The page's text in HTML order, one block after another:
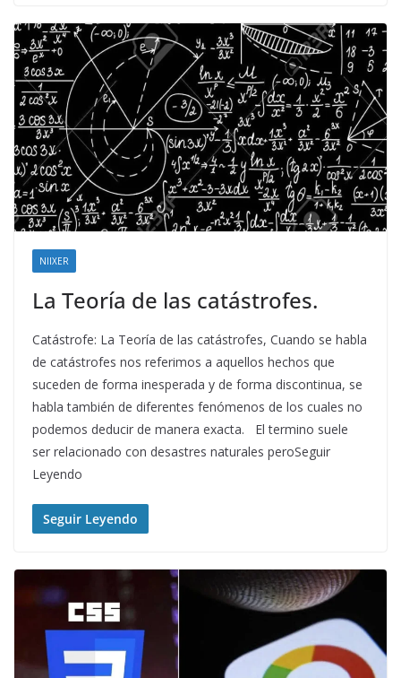
NIIXER
La Teoría de las catástrofes.
Catástrofe: La Teoría de las catástrofes, Cuando se habla
de catástrofes nos referimos a aquellos hechos que
suceden de forma inesperada y de forma discontinua, se
habla también de diferentes fenómenos de los cuales no
podemos deducir de manera exacta. El termino suele
ser relacionado con desastres naturales peroSeguir
Leyendo
Seguir Leyendo